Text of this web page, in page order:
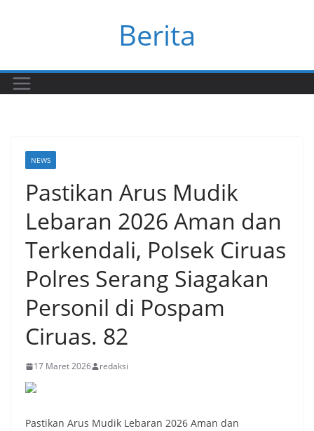
Berita
NEWS
Pastikan Arus Mudik
Lebaran 2026 Aman dan
Terkendali, Polsek Ciruas
Polres Serang Siagakan
Personil di Pospam
Ciruas. 82
17 Maret 2026 redaksi
Pastikan Arus Mudik Lebaran 2026 Aman dan